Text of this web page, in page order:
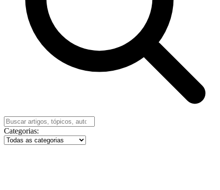
Categorias: